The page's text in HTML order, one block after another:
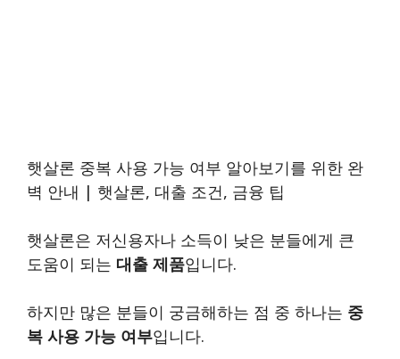
햇살론 중복 사용 가능 여부 알아보기를 위한 완
벽 안내 | 햇살론, 대출 조건, 금융 팁
햇살론은 저신용자나 소득이 낮은 분들에게 큰
도움이 되는 대출 제품입니다.
하지만 많은 분들이 궁금해하는 점 중 하나는 중
복 사용 가능 여부입니다.